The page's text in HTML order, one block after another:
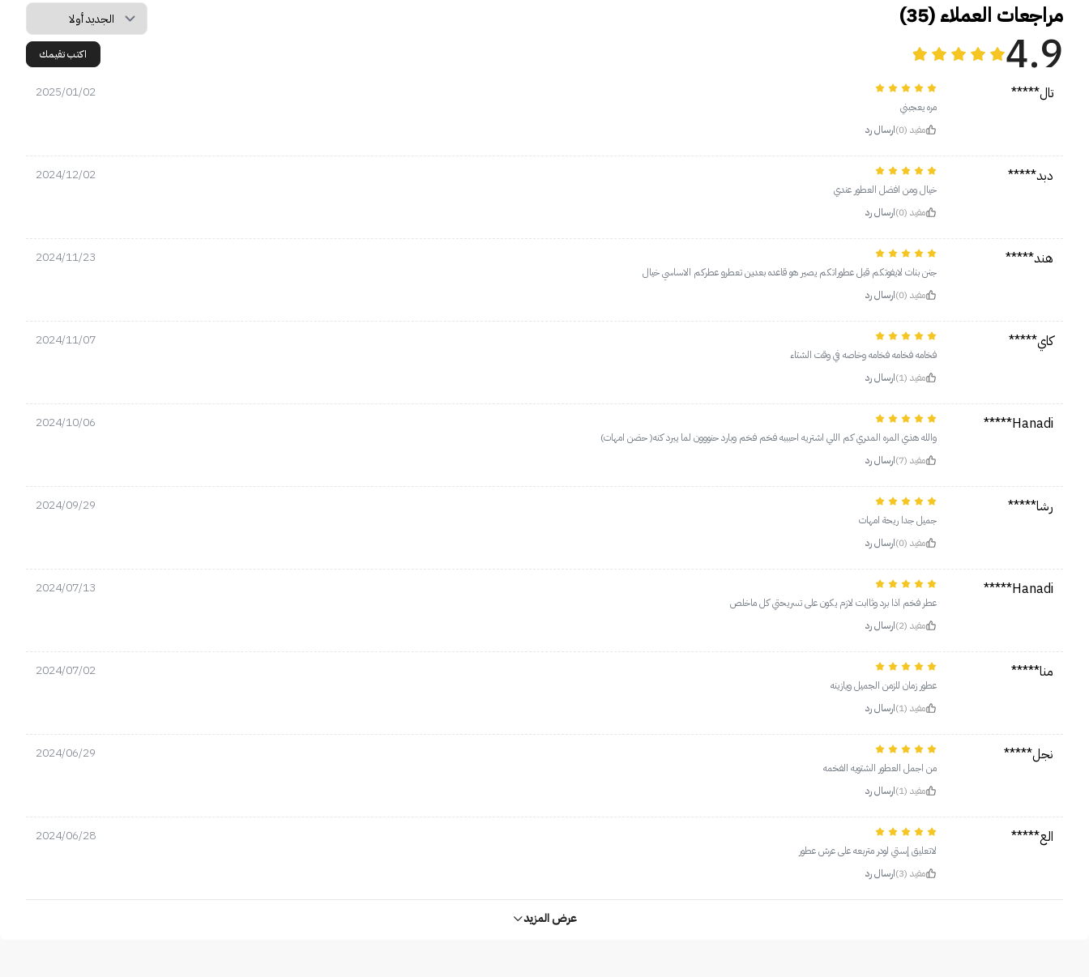
مراجعات العملاء (35)
4.9 اكتب تقيمك
تال***** 2025/01/02
مره يعجبني
مفيد (0)
ارسال رد
دبد***** 2024/12/02
خيال ومن افضل العطور عندي
مفيد (0)
ارسال رد
هند***** 2024/11/23
جنن بنات لايفوتكم قبل عطوراتكم يصير هو قاعده بعدين تعطرو عطركم الاساسي خيال
مفيد (0)
ارسال رد
كاي***** 2024/11/07
فخامه فخامه فخامه وخاصه في وقت الشتاء
مفيد (1)
ارسال رد
Hanadi*****
2024/10/06
والله هذي المره المدري كم اللي اشتريه احبببه فخم فخم وبارد حنووون لما يبرد كنه( حضن امهات)
مفيد (7)
ارسال رد
رشا***** 2024/09/29
جميل جدا ريحة امهات
مفيد (0)
ارسال رد
Hanadi*****
2024/07/13
عطر فخم اذا برد وثاابت لازم يكون على تسريحتي كل ماخلص
مفيد (2)
ارسال رد
منا***** 2024/07/02
عطور زمان للزمن الجميل ويازينه
مفيد (1)
ارسال رد
نجل***** 2024/06/29
من اجمل العطور الشتويه الفخمه
مفيد (1)
ارسال رد
الع***** 2024/06/28
لاتعليق إستي لودر متربعه على عرش عطور
مفيد (3)
ارسال رد
عرض المزيد